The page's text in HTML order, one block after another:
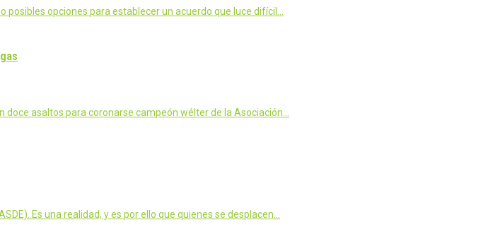
posibles opciones para establecer un acuerdo que luce difícil…
doce asaltos para coronarse campeón wélter de la Asociación…
Es una realidad, y es por ello que quienes se desplacen…